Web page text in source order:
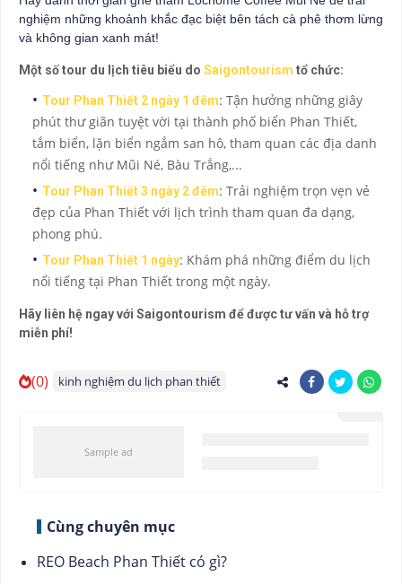
nghiệm những khoảnh khắc đạc biệt bên tách cà phê thơm lừng
và không gian xanh mát!
Một số tour du lịch tiêu biểu do Saigontourism tổ chức:
Tour Phan Thiết 2 ngày 1 đêm: Tận hưởng những giây
phút thư giãn tuyệt vời tại thành phố biển Phan Thiết,
tắm biển, lặn biển ngắm san hô, tham quan các địa danh
nổi tiếng như Mũi Né, Bàu Trắng,...
Tour Phan Thiết 3 ngày 2 đêm: Trải nghiệm trọn vẹn vẻ
đẹp của Phan Thiết với lịch trình tham quan đa dạng,
phong phú.
Tour Phan Thiết 1 ngày: Khám phá những điểm du lịch
nổi tiếng tại Phan Thiết trong một ngày.
Hãy liên hệ ngay với Saigontourism để được tư vấn và hỗ trợ
miễn phí!
(0) kinh nghiệm du lịch phan thiết
Cùng chuyên mục
REO Beach Phan Thiết có gì?